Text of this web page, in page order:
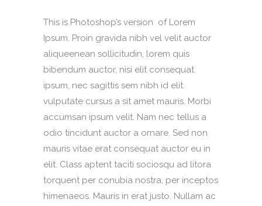
This is Photoshop’s version of Lorem
Ipsum. Proin gravida nibh vel velit auctor
aliqueenean sollicitudin, lorem quis
bibendum auctor, nisi elit consequat
ipsum, nec sagittis sem nibh id elit.
vulputate cursus a sit amet mauris. Morbi
accumsan ipsum velit. Nam nec tellus a
odio tincidunt auctor a ornare. Sed non
mauris vitae erat consequat auctor eu in
elit. Class aptent taciti sociosqu ad litora
torquent per conubia nostra, per inceptos
himenaeos. Mauris in erat justo. Nullam ac